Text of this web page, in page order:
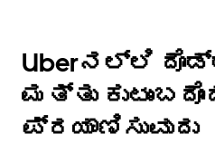
Uberನಲ್ಲಿ ದೊಡ್ಡ
ಮತ್ತು
ಪ್ರಯಾಣಿಸುವುದು